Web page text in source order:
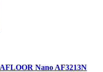
Nano AF3213N